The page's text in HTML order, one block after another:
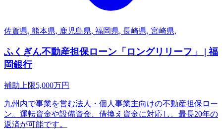
佐賀県, 熊本県, 鹿児島県, 福岡県, 長崎県, 宮崎県,
ふくぎん不動産担保ローン「ロングリリーフ」 | 福
岡銀行
補助上限5,000万円
九州内で事業を営む法人・個人事業主向けの不動産担保ロー
ン。運転資金や設備資金、借換え資金に対応し、最長20年の
返済が可能です。